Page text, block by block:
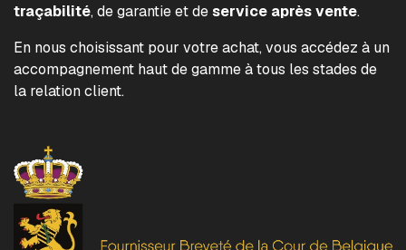
traçabilité, de garantie et deservice après vente.
En nous choisissant pour votre achat, vous accédez à un
accompagnement haut de gamme à tous les stades de
la relation client.